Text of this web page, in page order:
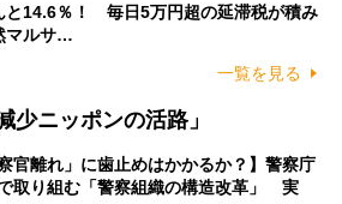
と14.6％！ 毎日5万円超の延滞税が積み
マルサ…
一覧を見る
少ニッポンの活路」
察官離れ」に歯止めはかかるか？】警察庁
取り組む「警察組織の構造改革」 実